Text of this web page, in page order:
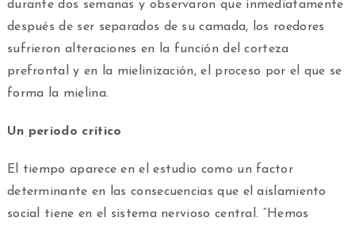
durante dos semanas y observaron que inmediatamente
después de ser separados de su camada, los roedores
sufrieron alteraciones en la función del corteza
prefrontal y en la mielinización, el proceso por el que se
forma la mielina.
Un periodo crítico
El tiempo aparece en el estudio como un factor
determinante en las consecuencias que el aislamiento
social tiene en el sistema nervioso central. “Hemos